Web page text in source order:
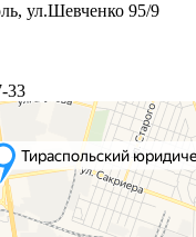
ул.Шевченко 95/9
33